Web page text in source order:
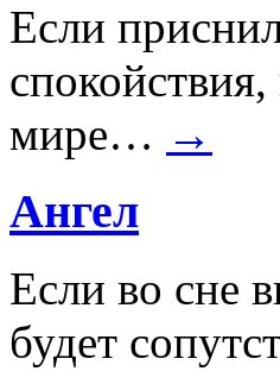
Если
мире… →
Ангел
Если во сне
будет